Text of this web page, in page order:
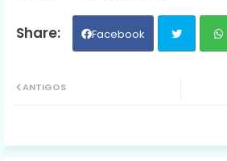
Facebook
ap
ANTIGOS